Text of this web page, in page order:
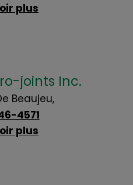
plus
joints Inc.
Beaujeu,
4571
plus